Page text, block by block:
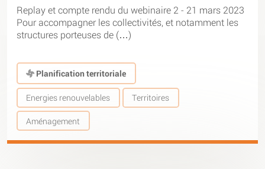
Replay et compte rendu du webinaire 2 - 21 mars 2023
Pour accompagner les collectivités, et notamment les
structures porteuses de (…)
Planification territoriale
Energies renouvelables Territoires
Aménagement